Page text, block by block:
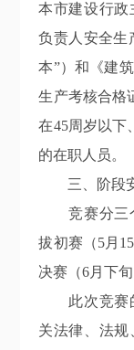
本市建设行政
负责人安全生
本”）和《建
生产考核合格
在45周岁以下
的在职人员。
三、阶段
竞赛分三
拔初赛（5月
决赛（6月下旬
此次竞赛
关法律、法规